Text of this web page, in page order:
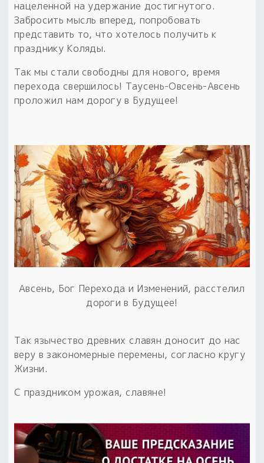
нацеленной на удержание достигнутого.
Забросить мысль вперед, попробовать
представить то, что хотелось получить к
празднику Коляды.
Так мы стали свободны для нового, время
перехода свершилось! Таусень-Овсень-Авсень
проложил нам дорогу в Будущее!
Авсень, Бог Перехода и Изменений, расстелил
дороги в Будущее!
Так язычество древних славян доносит до нас
веру в закономерные перемены, согласно кругу
Жизни.
С праздником урожая, славяне!